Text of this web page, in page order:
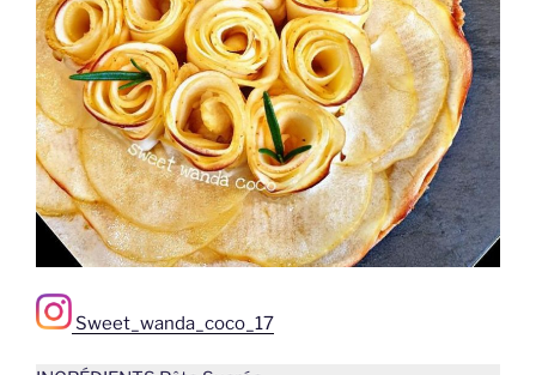
Sweet_wanda_coco_17